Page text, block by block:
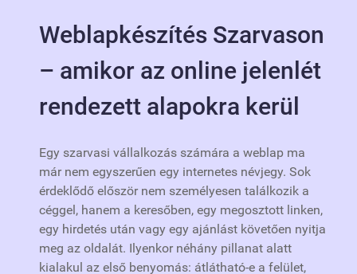
Weblapkészítés Szarvason
– amikor az online jelenlét
rendezett alapokra kerül
Egy szarvasi vállalkozás számára a weblap ma
már nem egyszerűen egy internetes névjegy. Sok
érdeklődő először nem személyesen találkozik a
céggel, hanem a keresőben, egy megosztott linken,
egy hirdetés után vagy egy ajánlást követően nyitja
meg az oldalát. Ilyenkor néhány pillanat alatt
kialakul az első benyomás: átlátható-e a felület,